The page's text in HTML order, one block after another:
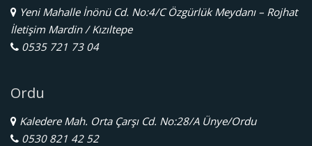
Yeni Mahalle İnönü Cd. No:4/C Özgürlük Meydanı – Rojhat
İletişim Mardin / Kızıltepe
0535 721 73 04
Ordu
Kaledere Mah. Orta Çarşı Cd. No:28/A Ünye/Ordu
0530 821 42 52